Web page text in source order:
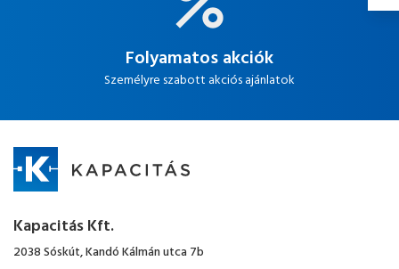
Folyamatos akciók
Személyre szabott akciós ajánlatok
Kapacitás Kft.
2038 Sóskút, Kandó Kálmán utca 7b